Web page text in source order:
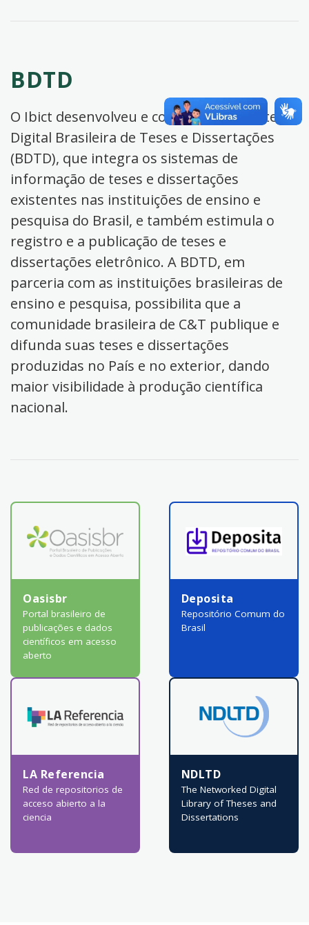
BDTD
O Ibict desenvolveu e coordena a Biblioteca
Digital Brasileira de Teses e Dissertações
(BDTD), que integra os sistemas de
informação de teses e dissertações
existentes nas instituições de ensino e
pesquisa do Brasil, e também estimula o
registro e a publicação de teses e
dissertações eletrônico. A BDTD, em
parceria com as instituições brasileiras de
ensino e pesquisa, possibilita que a
comunidade brasileira de C&T publique e
difunda suas teses e dissertações
produzidas no País e no exterior, dando
maior visibilidade à produção científica
nacional.
Oasisbr
Portal brasileiro de
publicações e dados
científicos em acesso
aberto
Deposita
Repositório Comum do
Brasil
LA Referencia
Red de repositorios de
acceso abierto a la
ciencia
NDLTD
The Networked Digital
Library of Theses and
Dissertations